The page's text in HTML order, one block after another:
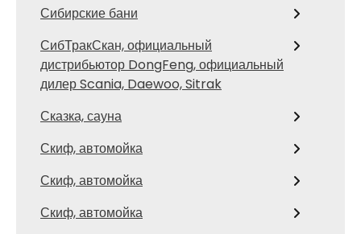
Сибирские бани
СибТракСкан, официальный
дистрибьютор DongFeng, официальный
дилер Scania, Daewoo, Sitrak
Сказка, сауна
Скиф, автомойка
Скиф, автомойка
Скиф, автомойка